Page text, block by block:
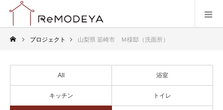
プロジェクト 山梨県 韮崎市 Ｍ様邸（洗面所）
All 浴室
キッチン トイレ